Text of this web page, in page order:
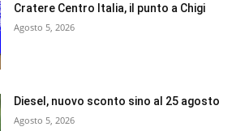
Cratere Centro Italia, il punto a Chigi
Agosto 5, 2026
Diesel, nuovo sconto sino al 25 agosto
Agosto 5, 2026